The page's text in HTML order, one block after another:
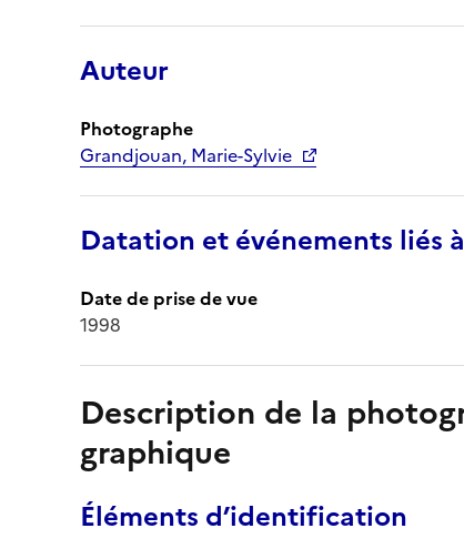
Auteur
Photographe
Grandjouan, Marie-Sylvie
Datation et événements liés
Date de prise de vue
1998
Description de la
graphique
Éléments d’identification